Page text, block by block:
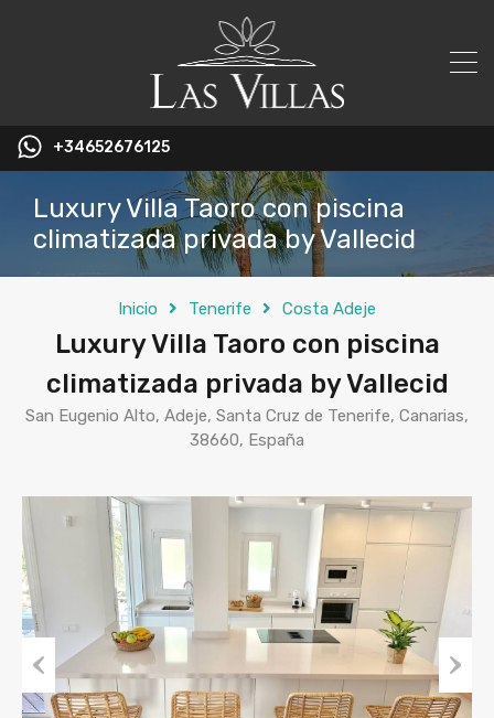
+34652676125
Luxury Villa Taoro con piscina
climatizada privada by Vallecid
Inicio Tenerife Costa Adeje
Luxury Villa Taoro con piscina
climatizada privada by Vallecid
San Eugenio Alto, Adeje, Santa Cruz de Tenerife, Canarias,
38660, España
Previous Next